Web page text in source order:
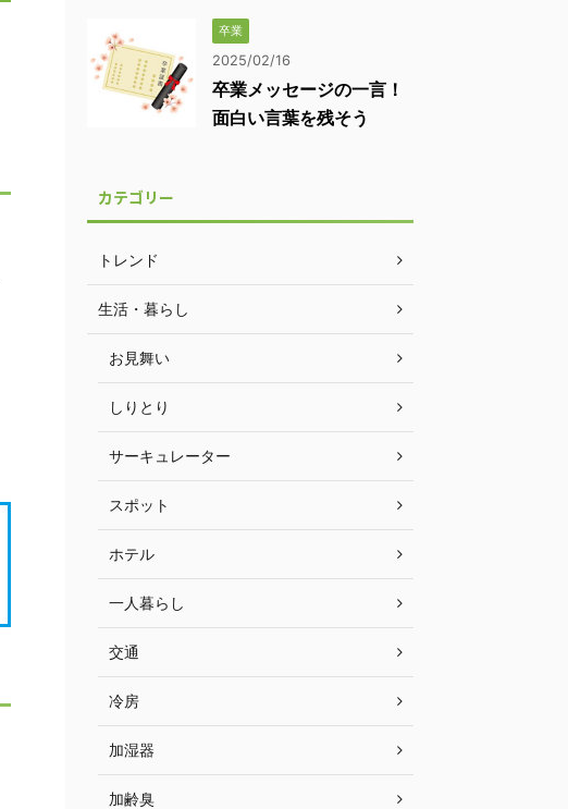
卒業
2025/02/16
卒業メッセージの一言！
面白い言葉を残そう
カテゴリー
トレンド
生活・暮らし
お見舞い
しりとり
サーキュレーター
スポット
ホテル
一人暮らし
交通
冷房
加湿器
加齢臭